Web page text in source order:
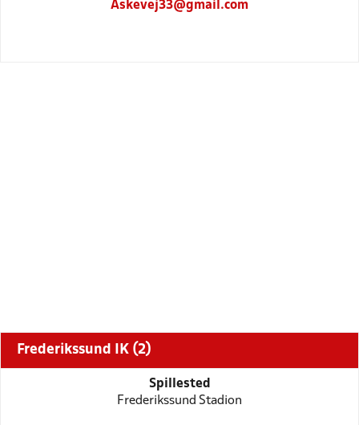
Askevej33@gmail.com
Frederikssund IK (2)
Spillested
Frederikssund Stadion